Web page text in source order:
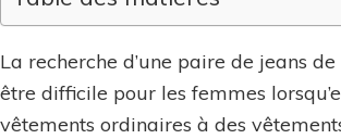
faut-
La recherche d’une paire de jeans
être difficile pour les femmes
vêtements ordinaires à des